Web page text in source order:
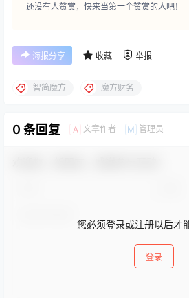
还没有人赞赏，快来当第一个赞赏的人吧！
海报分享 收藏 举报
智简魔方 魔方财务
0 条回复 A 文章作者 M 管理员
您必须登录或注册以后才
登录